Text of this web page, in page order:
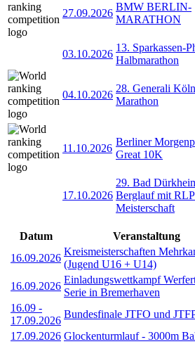
27.09.2026
BMW BERLIN-
MARATHON
03.10.2026
13. Sparkassen-
Halbmarathon
04.10.2026
28. Generali Köln
Marathon
11.10.2026
Berliner
Great 10K
17.10.2026
29. Bad
Berglauf mit
Meisterschaft
Datum Veranstaltung
16.09.2026
Kreismeisterschaften
(Jugend U16 + U14)
16.09.2026
Einladungswettkampf
Serie in Bremerhaven
16.09 -
17.09.2026
Bundesfinale JTFO und
17.09.2026 Glockenturmlauf - 3000m